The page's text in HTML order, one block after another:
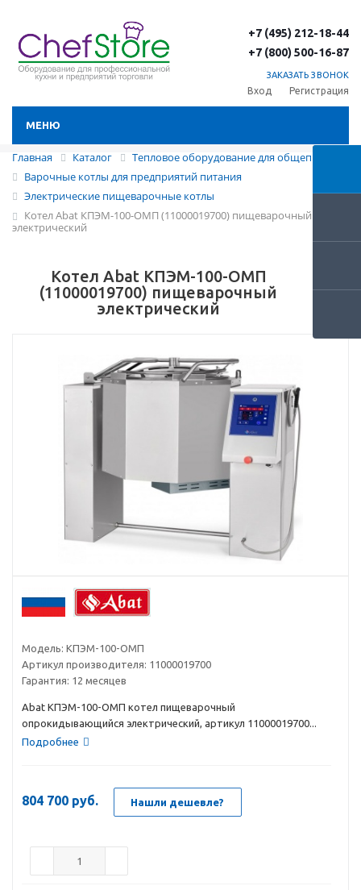
+7 (495) 212-18-44
+7 (800) 500-16-87
ЗАКАЗАТЬ ЗВОНОК
Вход Регистрация
МЕНЮ
Главная Каталог
Тепловое оборудование для общепита
Варочные котлы для предприятий питания
Электрические пищеварочные котлы
Котел Abat КПЭМ-100-ОМП (11000019700) пищеварочный
электрический
Котел Abat КПЭМ-100-ОМП
(11000019700) пищеварочный
электрический
Модель: КПЭМ-100-ОМП
Артикул производителя: 11000019700
Гарантия: 12 месяцев
Abat КПЭМ-100-ОМП котел пищеварочный
опрокидывающийся электрический, артикул 11000019700...
Подробнее
804 700 руб. Нашли дешевле?